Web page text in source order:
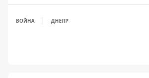
ВОЙНА ДНЕПР